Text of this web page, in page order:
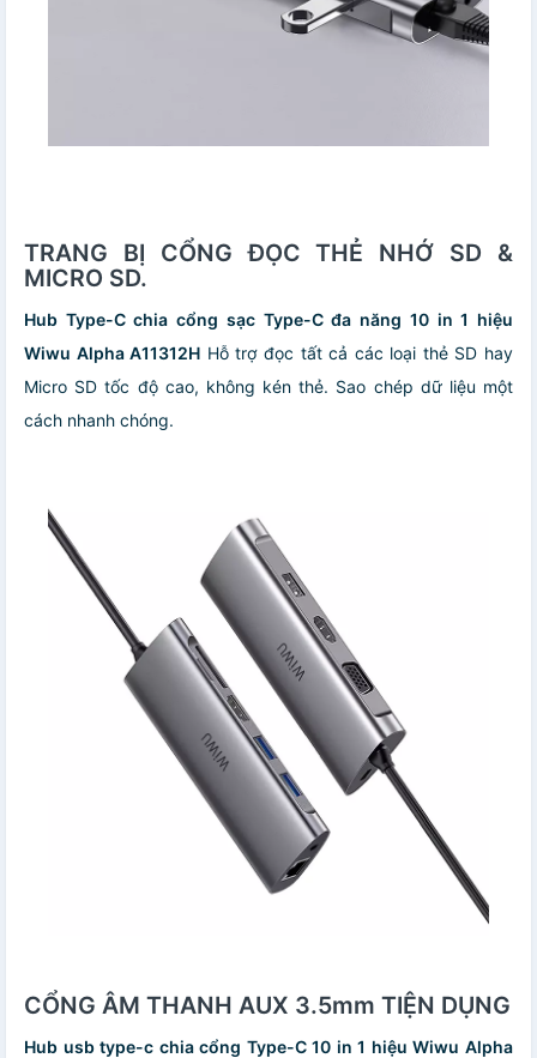
TRANG BỊ CỔNG ĐỌC THẺ NHỚ SD &
MICRO SD.
Hub Type-C chia cổng sạc Type-C đa năng 10 in 1 hiệu
Wiwu Alpha A11312H Hỗ trợ đọc tất cả các loại thẻ SD hay
Micro SD tốc độ cao, không kén thẻ. Sao chép dữ liệu một
cách nhanh chóng.
CỔNG ÂM THANH AUX 3.5mm TIỆN DỤNG
Hub usb type-c chia cổng Type-C 10 in 1 hiệu Wiwu Alpha